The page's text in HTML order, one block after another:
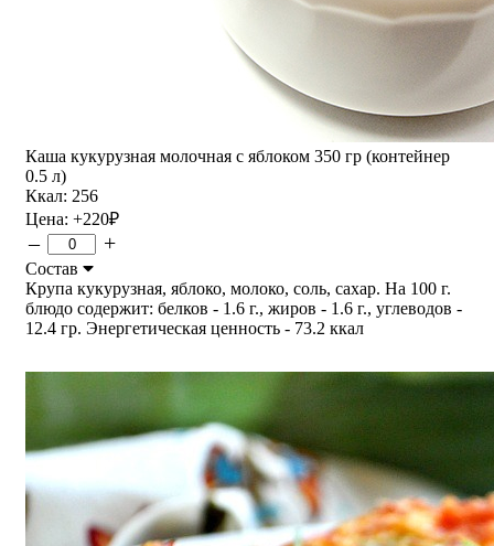
Каша кукурузная молочная с яблоком 350 гр (контейнер
0.5 л)
Ккал: 256
Цена: +220₽
– +
Состав
Крупа кукурузная, яблоко, молоко, соль, сахар. На 100 г.
блюдо содержит: белков - 1.6 г., жиров - 1.6 г., углеводов -
12.4 гр. Энергетическая ценность - 73.2 ккал